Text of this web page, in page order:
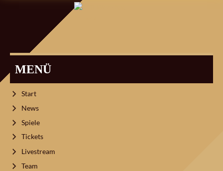
MENÜ
Start
News
Spiele
Tickets
Livestream
Team